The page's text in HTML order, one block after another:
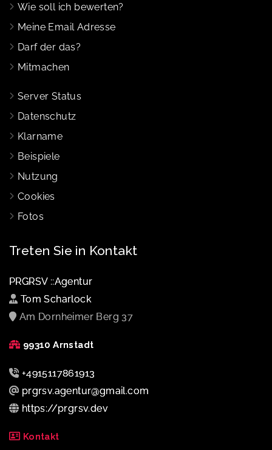
Wie soll ich bewerten?
Meine Email Adresse
Darf der das?
Mitmachen
Server Status
Datenschutz
Klarname
Beispiele
Nutzung
Cookies
Fotos
Treten Sie in Kontakt
PRGRSV ::Agentur
Tom Scharlock
Am Dornheimer Berg 37
99310 Arnstadt
+4915117861913
prgrsv.agentur@gmail.com
https://prgrsv.dev
Kontakt